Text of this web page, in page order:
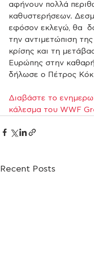
αφήνουν πολλά
καθυστερήσεων.
εφόσον εκλεγώ, θα
την αντιμετώπιση της
κρίσης και τη
Ευρώπης στην καθαρή
δήλωσε ο Πέτρος
Διαβάστε το
κάλεσμα του WWF
Recent Posts